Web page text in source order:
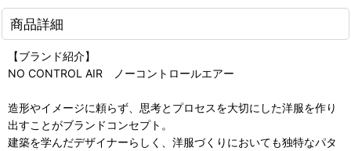
商品詳細
【ブランド紹介】
NO CONTROL AIR ノーコントロールエアー
造形やイメージに頼らず、思考とプロセスを大切にした洋服を作り
出すことがブランドコンセプト。
建築を学んだデザイナーらしく、洋服づくりにおいても独特なパタ